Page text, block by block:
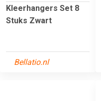
Kleerhangers Set 8
Stuks Zwart
Bellatio.nl